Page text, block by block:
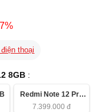
thoại
8GB :
Redmi Note 12 Pro
5G
7.399.000 đ